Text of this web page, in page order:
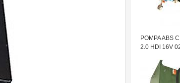
POMPA ABS
2.0 HDI 16V
2004 - 2016